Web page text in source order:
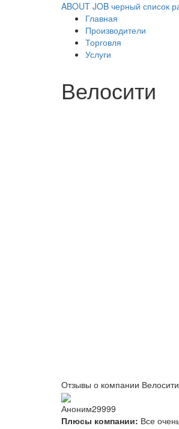
ABOUT JOB черный список
Главная
Производители
Торговля
Услуги
Велосити
Отзывы о компании Велосити
Аноним29999
Плюсы компании: Все